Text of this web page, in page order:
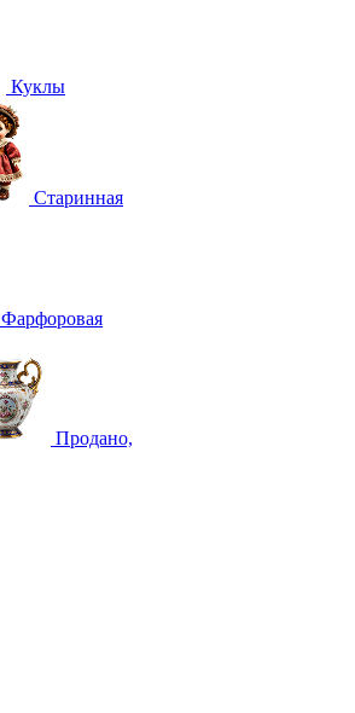
Куклы
Старинная
Фарфоровая
Продано,